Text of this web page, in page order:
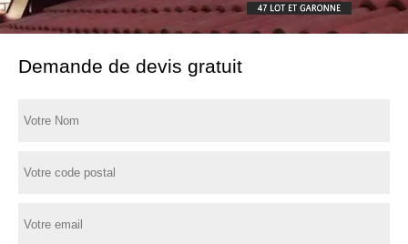
Demande de devis gratuit